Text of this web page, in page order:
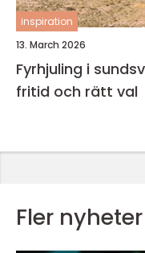
inspiration
13. March 2026
Fyrhjuling i sundsvall smart guide för
fritid och rätt val
Fler nyheter